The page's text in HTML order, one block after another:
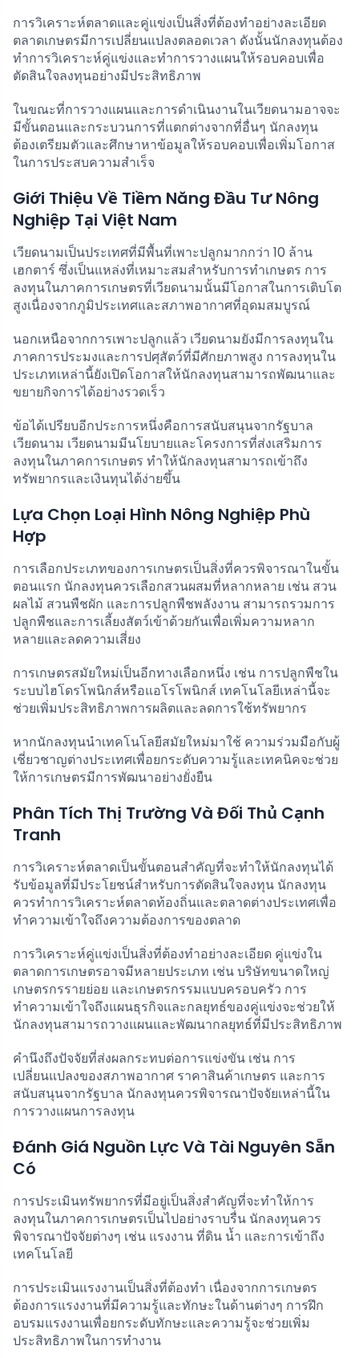
การวิเคราะห์ตลาดและคู่แข่งเป็นสิ่งที่ต้องทำอย่างละเอียด
ตลาดเกษตรมีการเปลี่ยนแปลงตลอดเวลา ดังนั้นนักลงทุนต้อง
ทำการวิเคราะห์คู่แข่งและทำการวางแผนให้รอบคอบเพื่อ
ตัดสินใจลงทุนอย่างมีประสิทธิภาพ
ในขณะที่การวางแผนและการดำเนินงานในเวียดนามอาจจะ
มีขั้นตอนและกระบวนการที่แตกต่างจากที่อื่นๆ นักลงทุน
ต้องเตรียมตัวและศึกษาหาข้อมูลให้รอบคอบเพื่อเพิ่มโอกาส
ในการประสบความสำเร็จ
Giới Thiệu Về Tiềm Năng Đầu Tư Nông
Nghiệp Tại Việt Nam
เวียดนามเป็นประเทศที่มีพื้นที่เพาะปลูกมากกว่า 10 ล้าน
เฮกตาร์ ซึ่งเป็นแหล่งที่เหมาะสมสำหรับการทำเกษตร การ
ลงทุนในภาคการเกษตรที่เวียดนามนั้นมีโอกาสในการเติบโต
สูงเนื่องจากภูมิประเทศและสภาพอากาศที่อุดมสมบูรณ์
นอกเหนือจากการเพาะปลูกแล้ว เวียดนามยังมีการลงทุนใน
ภาคการประมงและการปศุสัตว์ที่มีศักยภาพสูง การลงทุนใน
ประเภทเหล่านี้ยังเปิดโอกาสให้นักลงทุนสามารถพัฒนาและ
ขยายกิจการได้อย่างรวดเร็ว
ข้อได้เปรียบอีกประการหนึ่งคือการสนับสนุนจากรัฐบาล
เวียดนาม เวียดนามมีนโยบายและโครงการที่ส่งเสริมการ
ลงทุนในภาคการเกษตร ทำให้นักลงทุนสามารถเข้าถึง
ทรัพยากรและเงินทุนได้ง่ายขึ้น
Lựa Chọn Loại Hình Nông Nghiệp Phù
Hợp
การเลือกประเภทของการเกษตรเป็นสิ่งที่ควรพิจารณาในขั้น
ตอนแรก นักลงทุนควรเลือกสวนผสมที่หลากหลาย เช่น สวน
ผลไม้ สวนพืชผัก และการปลูกพืชพลังงาน สามารถรวมการ
ปลูกพืชและการเลี้ยงสัตว์เข้าด้วยกันเพื่อเพิ่มความหลาก
หลายและลดความเสี่ยง
การเกษตรสมัยใหม่เป็นอีกทางเลือกหนึ่ง เช่น การปลูกพืชใน
ระบบไฮโดรโพนิกส์หรือแอโรโพนิกส์ เทคโนโลยีเหล่านี้จะ
ช่วยเพิ่มประสิทธิภาพการผลิตและลดการใช้ทรัพยากร
หากนักลงทุนนำเทคโนโลยีสมัยใหม่มาใช้ ความร่วมมือกับผู้
เชี่ยวชาญต่างประเทศเพื่อยกระดับความรู้และเทคนิคจะช่วย
ให้การเกษตรมีการพัฒนาอย่างยั่งยืน
Phân Tích Thị Trường Và Đối Thủ Cạnh
Tranh
การวิเคราะห์ตลาดเป็นขั้นตอนสำคัญที่จะทำให้นักลงทุนได้
รับข้อมูลที่มีประโยชน์สำหรับการตัดสินใจลงทุน นักลงทุน
ควรทำการวิเคราะห์ตลาดท้องถิ่นและตลาดต่างประเทศเพื่อ
ทำความเข้าใจถึงความต้องการของตลาด
การวิเคราะห์คู่แข่งเป็นสิ่งที่ต้องทำอย่างละเอียด คู่แข่งใน
ตลาดการเกษตรอาจมีหลายประเภท เช่น บริษัทขนาดใหญ่
เกษตรกรรายย่อย และเกษตรกรรมแบบครอบครัว การ
ทำความเข้าใจถึงแผนธุรกิจและกลยุทธ์ของคู่แข่งจะช่วยให้
นักลงทุนสามารถวางแผนและพัฒนากลยุทธ์ที่มีประสิทธิภาพ
คำนึงถึงปัจจัยที่ส่งผลกระทบต่อการแข่งขัน เช่น การ
เปลี่ยนแปลงของสภาพอากาศ ราคาสินค้าเกษตร และการ
สนับสนุนจากรัฐบาล นักลงทุนควรพิจารณาปัจจัยเหล่านี้ใน
การวางแผนการลงทุน
Đánh Giá Nguồn Lực Và Tài Nguyên Sẵn
Có
การประเมินทรัพยากรที่มีอยู่เป็นสิ่งสำคัญที่จะทำให้การ
ลงทุนในภาคการเกษตรเป็นไปอย่างราบรื่น นักลงทุนควร
พิจารณาปัจจัยต่างๆ เช่น แรงงาน ที่ดิน น้ำ และการเข้าถึง
เทคโนโลยี
การประเมินแรงงานเป็นสิ่งที่ต้องทำ เนื่องจากการเกษตร
ต้องการแรงงานที่มีความรู้และทักษะในด้านต่างๆ การฝึก
อบรมแรงงานเพื่อยกระดับทักษะและความรู้จะช่วยเพิ่ม
ประสิทธิภาพในการทำงาน